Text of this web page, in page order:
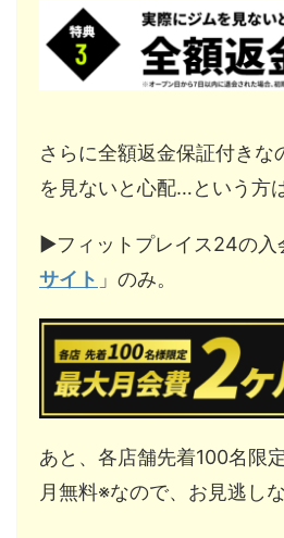
さらに全額返金保証付きな
を見ないと心配…という方
▶︎フィットプレイス24の入
サイト 」のみ。
あと、各店舗先着100名限
月無料※なので、お見逃しな